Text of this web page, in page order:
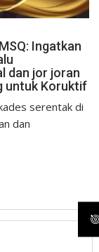
Ingatkan
dan jor joran
untuk Koruktif
serentak di
dan